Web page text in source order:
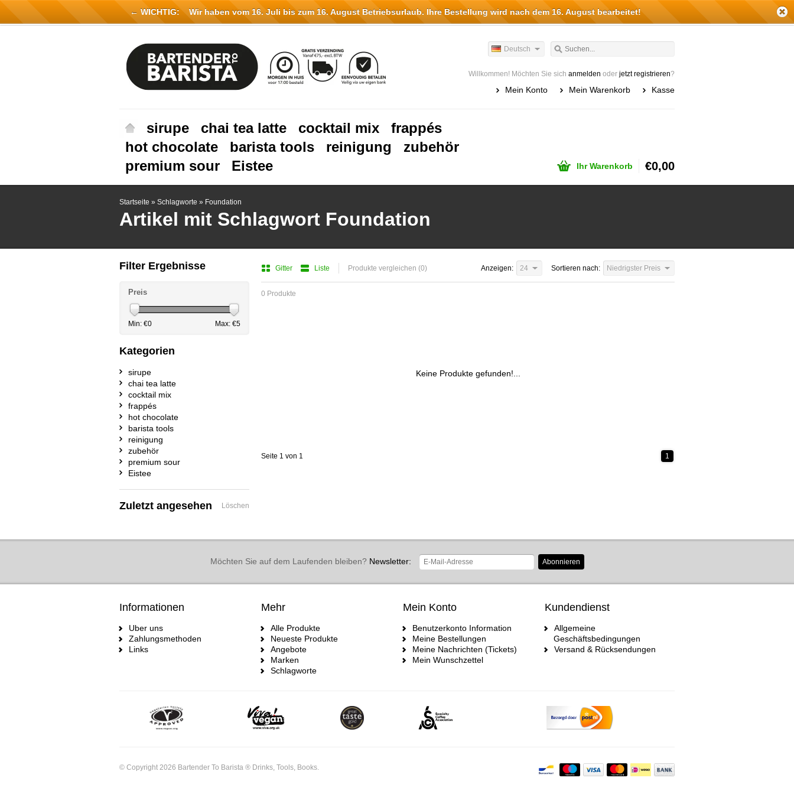
Deutsch
Willkommen! Möchten Sie sich anmelden oder jetzt registrieren?
Mein Konto Mein Warenkorb Kasse
sirupe chai tea latte cocktail mix
frappés
hot chocolate
barista tools reinigung
zubehör
premium sour
Eistee Ihr Warenkorb €0,00
Startseite » Schlagworte » Foundation
Artikel mit Schlagwort Foundation
Gitter Liste Produkte vergleichen (0) Sortieren nach: Niedrigster Preis
Anzeigen: 24
0 Produkte
Keine Produkte gefunden!...
Seite 1 von 1 1
Filter Ergebnisse
Preis
Min: €0 Max: €5
Kategorien
sirupe
chai tea latte
cocktail mix
frappés
hot chocolate
barista tools
reinigung
zubehör
premium sour
Eistee
Zuletzt angesehen Löschen
Möchten Sie auf dem Laufenden bleiben?Newsletter: Abonnieren
Informationen
Uber uns
Zahlungsmethoden
Links
Mehr
Alle Produkte
Neueste Produkte
Angebote
Marken
Schlagworte
Mein Konto
Benutzerkonto Information
Meine Bestellungen
Meine Nachrichten (Tickets)
Mein Wunschzettel
Kundendienst
Allgemeine
Geschäftsbedingungen
Versand & Rücksendungen
© Copyright 2026 Bartender To Barista ® Drinks, Tools, Books.
← WICHTIG:Wir haben vom 16. Juli bis zum 16. August Betriebsurlaub. Ihre Bestellung wird nach dem 16. August bearbeitet!